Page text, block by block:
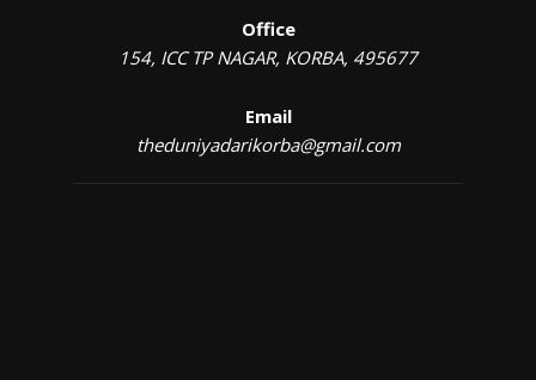
Office
154, ICC TP NAGAR, KORBA, 495677
Email
theduniyadarikorba@gmail.com